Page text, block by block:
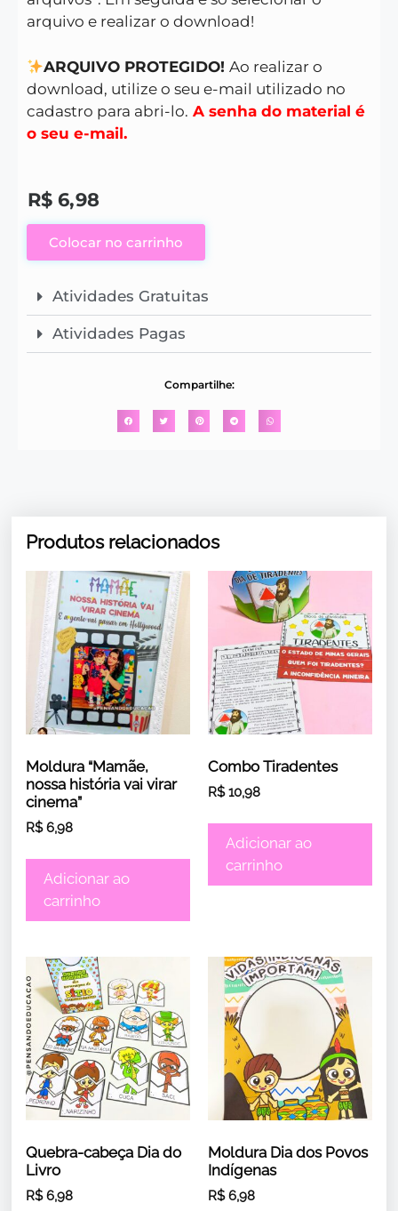
arquivo e realizar o download!
ARQUIVO PROTEGIDO!Ao realizar o
download, utilize o seu e-mail utilizado no
cadastro para abri-lo. A senha do material é
o seu e-mail.
R$ 6,98
Colocar no carrinho
Atividades Gratuitas
Atividades Pagas
Compartilhe:
Produtos relacionados
Moldura “Mamãe,
nossa história vai virar
cinema”
R$6,98
Adicionar ao
carrinho
Combo Tiradentes
R$10,98
Adicionar ao
carrinho
Quebra-cabeça Dia do
Livro
R$6,98
Moldura Dia dos Povos
Indígenas
R$6,98